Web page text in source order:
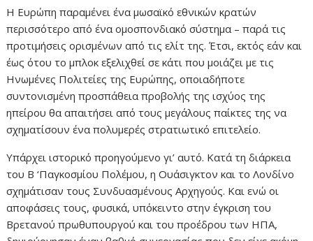
Η Ευρώπη παραμένει ένα μωσαϊκό εθνικών κρατών
περισσότερο από ένα ομοσπονδιακό σύστημα – παρά τις
προτιμήσεις ορισμένων από τις ελίτ της. Έτσι, εκτός εάν και
έως ότου το μπλοκ εξελιχθεί σε κάτι που μοιάζει με τις
Ηνωμένες Πολιτείες της Ευρώπης, οποιαδήποτε
συντονισμένη προσπάθεια προβολής της ισχύος της
ηπείρου θα απαιτήσει από τους μεγάλους παίκτες της να
σχηματίσουν ένα πολυμερές στρατιωτικό επιτελείο.
Υπάρχει ιστορικό προηγούμενο γι’ αυτό. Κατά τη διάρκεια
του Β ‘Παγκοσμίου Πολέμου, η Ουάσιγκτον και το Λονδίνο
σχημάτισαν τους Συνδυασμένους Αρχηγούς. Και ενώ οι
αποφάσεις τους, φυσικά, υπόκειντο στην έγκριση του
Βρετανού πρωθυπουργού και του προέδρου των ΗΠΑ,